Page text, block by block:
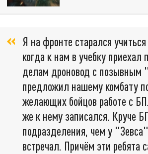
Я на фронте старался
когда к нам в учебку приехал
делам дроновод с позывным
предложил нашему комбату
желающих бойцов работе с
же к нему записался. Круче
подразделения, чем у
встречал. Причём эти ребята